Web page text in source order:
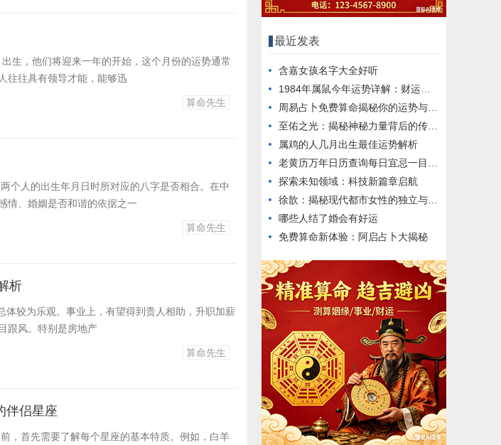
生，他们将迎来一年的开始，这个月份的运势通常
往往具有领导才能，能够迅
算命先生
个人的出生年月日时所对应的八字是否相合。在中
情、婚姻是否和谐的依据之一
算命先生
析
较为乐观。事业上，有望得到贵人相助，升职加薪
跟风。特别是房地产
算命先生
伴侣星座
，首先需要了解每个星座的基本特质。例如，白羊
最近发表
含嘉女孩名字大全好听
1984年属鼠今年运势详解：财运事业健康全面分析
周易占卜免费算命揭秘你的运势与命运
至佑之光：揭秘神秘力量背后的传奇故事
属鸡的人几月出生最佳运势解析
老黄历万年日历查询每日宜忌一目了然
探索未知领域：科技新篇章启航
徐歆：揭秘现代都市女性的独立与成长之路
哪些人结了婚会有好运
免费算命新体验：阿启占卜大揭秘